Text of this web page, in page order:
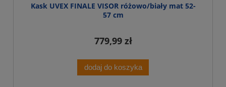
Kask UVEX FINALE VISOR różowo/biały mat 52-
57 cm
779,99 zł
dodaj do koszyka